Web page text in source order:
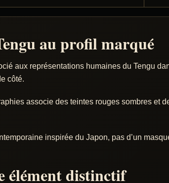
au profil marqué
aux représentations humaines du Tengu
côté.
associe des teintes rouges sombres et
inspirée du Japon, pas d’un
élément distinctif